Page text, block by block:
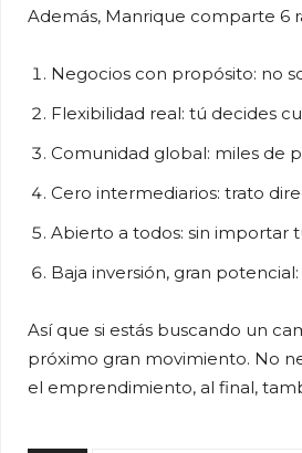
Además, Manrique comparte 6
Negocios con propósito: no
Flexibilidad real: tú decides
Comunidad global: miles de
Cero intermediarios: trato
Abierto a todos: sin importar
Baja inversión, gran
Así que si estás buscando un
próximo gran movimiento. No
el emprendimiento, al final,